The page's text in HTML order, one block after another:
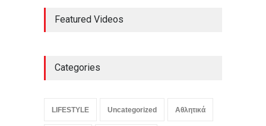
στο Βελεστίνο Βόλου
Avatar
Featured Videos
Categories
LIFESTYLE Uncategorized Αθλητικά